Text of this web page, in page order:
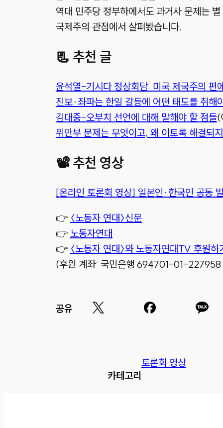
역대 민주당 정부하에서도 과거사 문제는
국제주의 관점에서 살펴봤습니다.
📃 추천 글
윤석열-기시다 정상회담: 미국 제국주의 편
진보·좌파는 한일 갈등에 어떤 태도를 취해
김대중-오부치 선언에 대해 말해야 할 점들(
위안부 문제는 무엇이고, 왜 이토록 해결되
📽 추천 영상
[온라인 토론회 영상] 일본인·한국인 공동
👉 〈노동자 연대〉신문
👉 노동자연대
👉 〈노동자 연대〉와 노동자연대TV 후원하
(후원 계좌: 국민은행 694701-01-227958
공유
카테고리
토론회 영상